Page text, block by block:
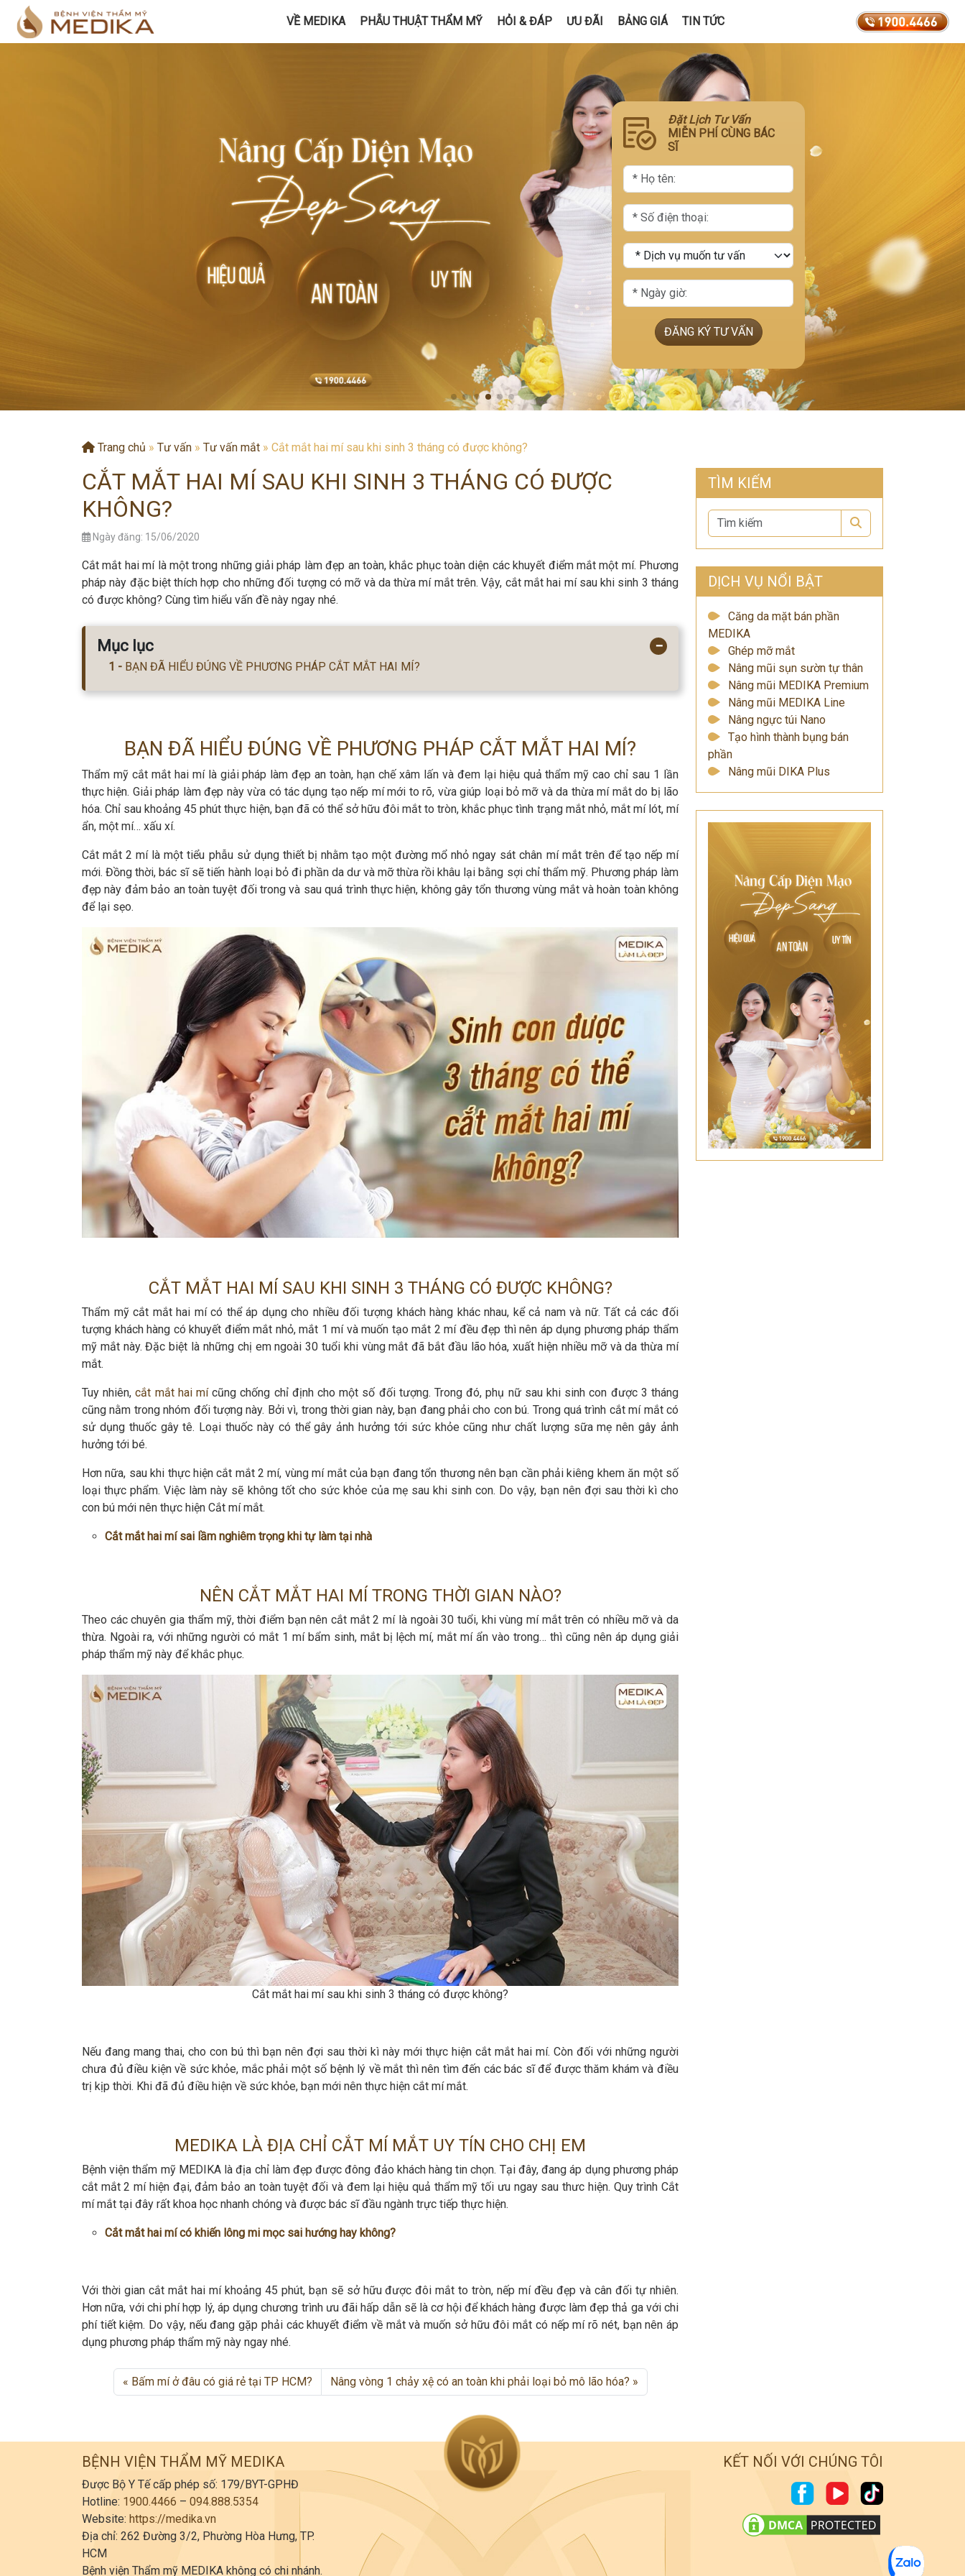
VỀ MEDIKA PHẪU THUẬT THẨM MỸ HỎI & ĐÁP ƯU ĐÃI BẢNG GIÁ TIN TỨC
Đặt Lịch Tư Vấn
MIỄN PHÍ CÙNG BÁC
SĨ
ĐĂNG KÝ TƯ VẤN
Trang chủ » Tư vấn » Tư vấn mắt » Cắt mắt hai mí sau khi sinh 3 tháng có được không?
CẮT MẮT HAI MÍ SAU KHI SINH 3 THÁNG CÓ ĐƯỢC
KHÔNG?
Ngày đăng: 15/06/2020
Cắt mắt hai mí là một trong những giải pháp làm đẹp an toàn, khắc phục toàn diện các khuyết điểm mắt một mí. Phương
pháp này đặc biệt thích hợp cho những đối tượng có mỡ và da thừa mí mắt trên. Vậy, cắt mắt hai mí sau khi sinh 3 tháng
có được không? Cùng tìm hiểu vấn đề này ngay nhé.
Mục lục −
BẠN ĐÃ HIỂU ĐÚNG VỀ PHƯƠNG PHÁP CẮT MẮT HAI MÍ?
BẠN ĐÃ HIỂU ĐÚNG VỀ PHƯƠNG PHÁP CẮT MẮT HAI MÍ?
Thẩm mỹ cắt mắt hai mí là giải pháp làm đẹp an toàn, hạn chế xâm lấn và đem lại hiệu quả thẩm mỹ cao chỉ sau 1 lần
thực hiện. Giải pháp làm đẹp này vừa có tác dụng tạo nếp mí mới to rõ, vừa giúp loại bỏ mỡ và da thừa mí mắt do bị lão
hóa. Chỉ sau khoảng 45 phút thực hiện, bạn đã có thể sở hữu đôi mắt to tròn, khắc phục tình trạng mắt nhỏ, mắt mí lót, mí
ẩn, một mí… xấu xí.
Cắt mắt 2 mí là một tiểu phẫu sử dụng thiết bị nhằm tạo một đường mổ nhỏ ngay sát chân mí mắt trên để tạo nếp mí
mới. Đồng thời, bác sĩ sẽ tiến hành loại bỏ đi phần da dư và mỡ thừa rồi khâu lại bằng sợi chỉ thẩm mỹ. Phương pháp làm
đẹp này đảm bảo an toàn tuyệt đối trong và sau quá trình thực hiện, không gây tổn thương vùng mắt và hoàn toàn không
để lại sẹo.
CẮT MẮT HAI MÍ SAU KHI SINH 3 THÁNG CÓ ĐƯỢC KHÔNG?
Thẩm mỹ cắt mắt hai mí có thể áp dụng cho nhiều đối tượng khách hàng khác nhau, kể cả nam và nữ. Tất cả các đối
tượng khách hàng có khuyết điểm mắt nhỏ, mắt 1 mí và muốn tạo mắt 2 mí đều đẹp thì nên áp dụng phương pháp thẩm
mỹ mắt này. Đặc biệt là những chị em ngoài 30 tuổi khi vùng mắt đã bắt đầu lão hóa, xuất hiện nhiều mỡ và da thừa mí
mắt.
Tuy nhiên,cắt mắt hai mícũng chống chỉ định cho một số đối tượng. Trong đó, phụ nữ sau khi sinh con được 3 tháng
cũng nằm trong nhóm đối tượng này. Bởi vì, trong thời gian này, bạn đang phải cho con bú. Trong quá trình cắt mí mắt có
sử dụng thuốc gây tê. Loại thuốc này có thể gây ảnh hưởng tới sức khỏe cũng như chất lượng sữa mẹ nên gây ảnh
hưởng tới bé.
Hơn nữa, sau khi thực hiện cắt mắt 2 mí, vùng mí mắt của bạn đang tổn thương nên bạn cần phải kiêng khem ăn một số
loại thực phẩm. Việc làm này sẽ không tốt cho sức khỏe của mẹ sau khi sinh con. Do vậy, bạn nên đợi sau thời kì cho
con bú mới nên thực hiện Cắt mí mắt.
Cắt mắt hai mí sai lầm nghiêm trọng khi tự làm tại nhà
NÊN CẮT MẮT HAI MÍ TRONG THỜI GIAN NÀO?
Theo các chuyên gia thẩm mỹ, thời điểm bạn nên cắt mắt 2 mí là ngoài 30 tuổi, khi vùng mí mắt trên có nhiều mỡ và da
thừa. Ngoài ra, với những người có mắt 1 mí bẩm sinh, mắt bị lệch mí, mắt mí ẩn vào trong… thì cũng nên áp dụng giải
pháp thẩm mỹ này để khắc phục.
Cắt mắt hai mí sau khi sinh 3 tháng có được không?
Nếu đang mang thai, cho con bú thì bạn nên đợi sau thời kì này mới thực hiện cắt mắt hai mí. Còn đối với những người
chưa đủ điều kiện về sức khỏe, mắc phải một số bệnh lý về mắt thì nên tìm đến các bác sĩ để được thăm khám và điều
trị kịp thời. Khi đã đủ điều hiện về sức khỏe, bạn mới nên thực hiện cắt mí mắt.
MEDIKA LÀ ĐỊA CHỈ CẮT MÍ MẮT UY TÍN CHO CHỊ EM
Bệnh viện thẩm mỹ MEDIKA là địa chỉ làm đẹp được đông đảo khách hàng tin chọn. Tại đây, đang áp dụng phương pháp
cắt mắt 2 mí hiện đại, đảm bảo an toàn tuyệt đối và đem lại hiệu quả thẩm mỹ tối ưu ngay sau thưc hiện. Quy trình Cắt
mí mắt tại đây rất khoa học nhanh chóng và được bác sĩ đầu ngành trực tiếp thực hiện.
Cắt mắt hai mí có khiến lông mi mọc sai hướng hay không?
Với thời gian cắt mắt hai mí khoảng 45 phút, bạn sẽ sở hữu được đôi mắt to tròn, nếp mí đều đẹp và cân đối tự nhiên.
Hơn nữa, với chi phí hợp lý, áp dụng chương trình ưu đãi hấp dẫn sẽ là cơ hội để khách hàng được làm đẹp thả ga với chi
phí tiết kiệm. Do vậy, nếu đang gặp phải các khuyết điểm về mắt và muốn sở hữu đôi mắt có nếp mí rõ nét, bạn nên áp
dụng phương pháp thẩm mỹ này ngay nhé.
Bấm mí ở đâu có giá rẻ tại TP HCM? Nâng vòng 1 chảy xệ có an toàn khi phải loại bỏ mô lão hóa?
TÌM KIẾM
DỊCH VỤ NỔI BẬT
Căng da mặt bán phần
MEDIKA
Ghép mỡ mắt
Nâng mũi sụn sườn tự thân
Nâng mũi MEDIKA Premium
Nâng mũi MEDIKA Line
Nâng ngực túi Nano
Tạo hình thành bụng bán
phần
Nâng mũi DIKA Plus
BỆNH VIỆN THẨM MỸ MEDIKA
Được Bộ Y Tế cấp phép số: 179/BYT-GPHĐ
Hotline: 1900.4466 – 094.888.5354
Website: https://medika.vn
Địa chỉ: 262 Đường 3/2, Phường Hòa Hưng, TP.
HCM
Bệnh viện Thẩm mỹ MEDIKA không có chi nhánh.
KẾT NỐI VỚI CHÚNG TÔI